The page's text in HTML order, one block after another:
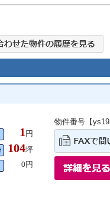
1 円
104坪
0円
物件番号【